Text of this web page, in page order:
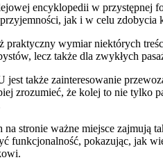
encyklopedii w przystępnej
jak i w celu
praktyczny wymiar niektórych
lecz także dla zwykłych
jest także zainteresowanie
zrozumieć, że kolej to nie tylko
stronie ważne miejsce zajmują
funkcjonalność, pokazując, jak